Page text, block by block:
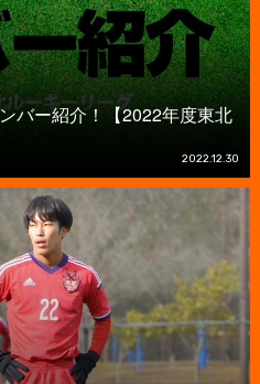
バー紹介！【2022年度東北
2022.12.30